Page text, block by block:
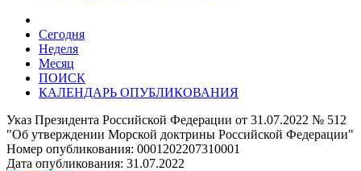
Сегодня
Неделя
Месяц
ПОИСК
КАЛЕНДАРЬ ОПУБЛИКОВАНИЯ
Указ Президента Российской Федерации от 31.07.2022 № 512
"Об утверждении Морской доктрины Российской Федерации"
Номер опубликования: 0001202207310001
Дата опубликования: 31.07.2022